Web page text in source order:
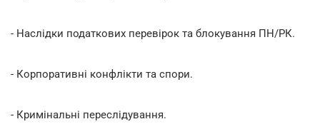
- Наслідки податкових перевірок та блокування ПН/РК.
- Корпоративні конфлікти та спори.
- Кримінальні переслідування.